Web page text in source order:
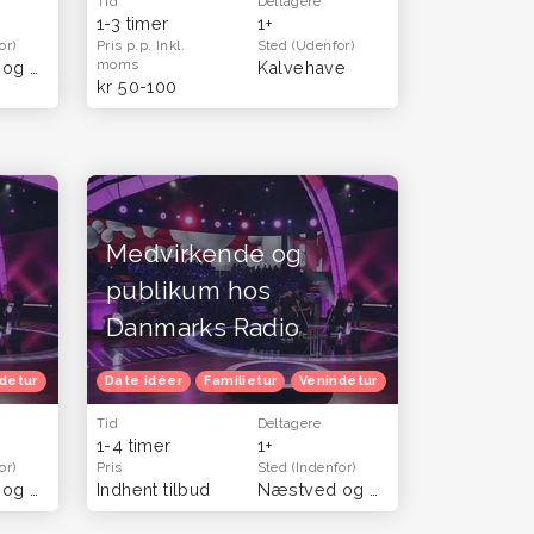
(København & Sjælland)
1-3 timer 1+
Pris p.p. Inkl.
moms
kr 50-100
Sted (Udenfor)
Kalvehave
Gratis oplevelser
(Hele landet)
Medvirkende og
publikum hos
Danmarks Radio
Date idéer Familietur Venindetur
Tid
1-4 timer
Deltagere
1+
Pris
Indhent tilbud
Sted (Indenfor)